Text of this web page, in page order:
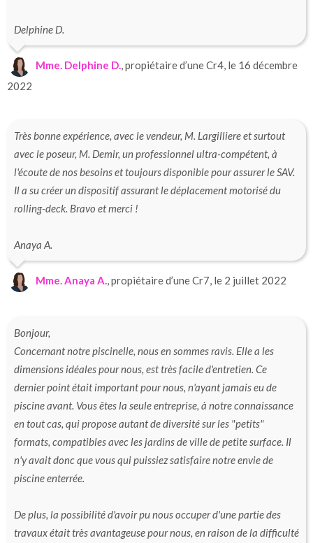
Delphine D.
Mme. Delphine D. , propiétaire d’une Cr4, le 16 décembre
2022
Très bonne expérience, avec le vendeur, M. Largilliere et surtout
avec le poseur, M. Demir, un professionnel ultra-compétent, à
l'écoute de nos besoins et toujours disponible pour assurer le SAV.
Il a su créer un dispositif assurant le déplacement motorisé du
rolling-deck. Bravo et merci !
Anaya A.
Mme. Anaya A., propiétaire d’une Cr7, le 2 juillet 2022
Bonjour,
Concernant notre piscinelle, nous en sommes ravis. Elle a les
dimensions idéales pour nous, est très facile d'entretien. Ce
dernier point était important pour nous, n'ayant jamais eu de
piscine avant. Vous êtes la seule entreprise, à notre connaissance
en tout cas, qui propose autant de diversité sur les "petits"
formats, compatibles avec les jardins de ville de petite surface. Il
n'y avait donc que vous qui puissiez satisfaire notre envie de
piscine enterrée.
De plus, la possibilité d'avoir pu nous occuper d'une partie des
travaux était très avantageuse pour nous, en raison de la difficulté